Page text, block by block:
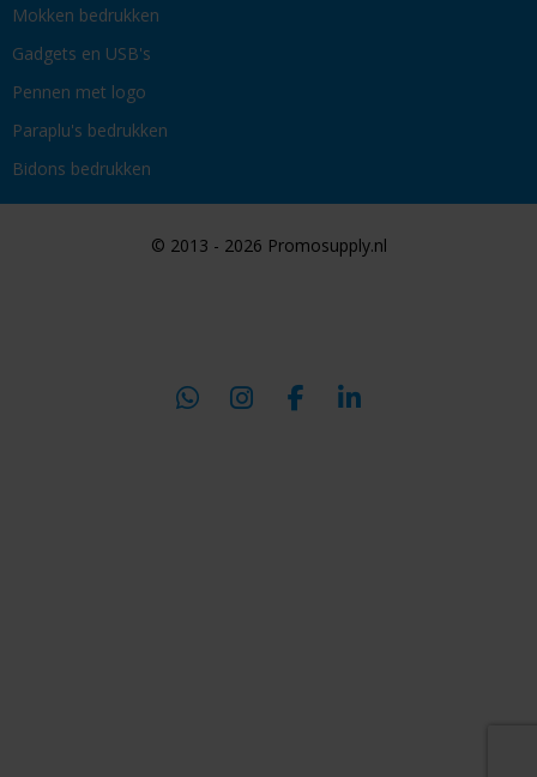
Mokken bedrukken
Gadgets en USB's
Pennen met logo
Paraplu's bedrukken
Bidons bedrukken
© 2013 - 2026 Promosupply.nl